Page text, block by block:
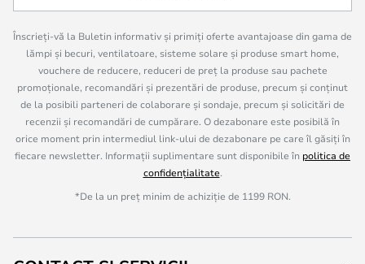
Înscrieți-vă la Buletin informativ și primiți oferte avantajoase din gama de
lămpi și becuri, ventilatoare, sisteme solare și produse smart home,
vouchere de reducere, reduceri de preț la produse sau pachete
promoționale, recomandări și prezentări de produse, precum și conținut
de la posibili parteneri de colaborare și sondaje, precum și solicitări de
recenzii și recomandări de cumpărare. O dezabonare este posibilă în
orice moment prin intermediul link-ului de dezabonare pe care îl găsiți în
fiecare newsletter. Informații suplimentare sunt disponibile în politica de
confidențialitate.
*De la un preț minim de achiziție de 1199 RON.